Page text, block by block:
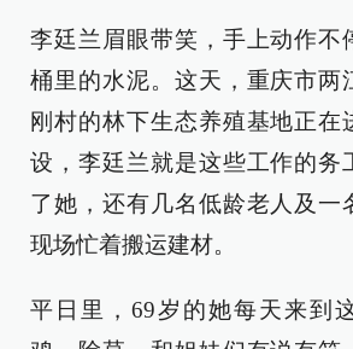
李廷兰眉眼带笑，手上动作不
桶里的水泥。这天，重庆市两
刚村的林下生态养殖基地正在
设，李廷兰就是这些工作的务
了她，还有几名低龄老人及一
现场忙着搬运建材。
平日里，69岁的她每天来到